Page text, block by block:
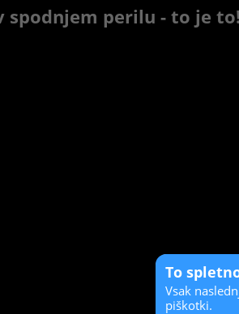
spodnjem perilu - to je to!
To
Vsak
piškotki.